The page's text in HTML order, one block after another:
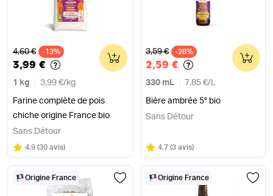
Ancien prix
4,60 € -13%
3,99 €
1 kg 3,99 €/ kg
Farine complète de pois
chiche origine France bio
0
Sans Détour
Note
4.9 sur 5
(30 avis)
Ancien prix
3,59 € -28%
2,59 €
330 mL 7,85 €/ L
Bière ambrée 5° bio
0
Sans Détour
Note
4.7 sur 5
(3 avis)
Origine France Origine France